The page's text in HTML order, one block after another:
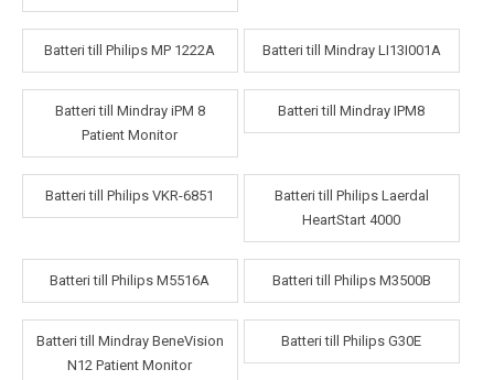
Batteri till Philips MP 1222A Batteri till Mindray LI13I001A
Batteri till Mindray iPM 8
Patient Monitor
Batteri till Mindray IPM8
Batteri till Philips VKR-6851
Batteri till Philips Laerdal
HeartStart 4000
Batteri till Philips M5516A Batteri till Philips M3500B
Batteri till Mindray BeneVision
N12 Patient Monitor
Batteri till Philips G30E